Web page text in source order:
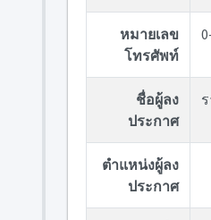
หมายเลข
โทรศัพท์
ชื่อผู้ลง
ประกาศ
ตำแหน่งผู้ลง
ประกาศ